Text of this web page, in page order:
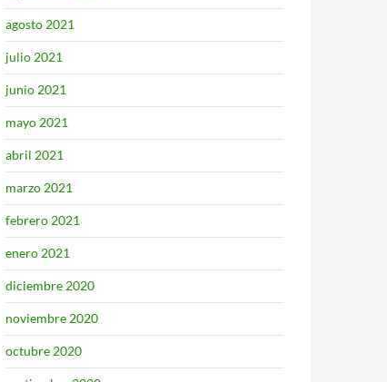
agosto 2021
julio 2021
junio 2021
mayo 2021
abril 2021
marzo 2021
febrero 2021
enero 2021
diciembre 2020
noviembre 2020
octubre 2020